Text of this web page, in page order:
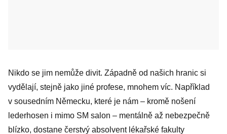
Nikdo se jim nemůže divit. Západně od našich hranic si
vydělají, stejně jako jiné profese, mnohem víc. Například
v sousedním Německu, které je nám – kromě nošení
lederhosen i mimo SM salon – mentálně až nebezpečně
blízko, dostane čerstvý absolvent lékařské fakulty